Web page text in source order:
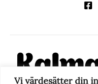
Vi värdesätter din